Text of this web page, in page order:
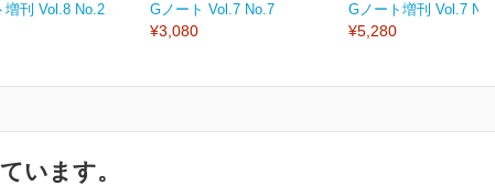
増刊 Vol.8 No.2 Gノート Vol.7 No.7
¥3,080
Gノート増刊 Vol.7 No.6
¥5,280
います。